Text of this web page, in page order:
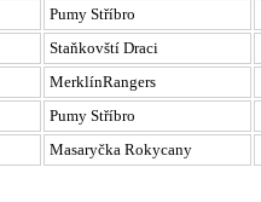
Pumy Stříbro
Staňkovští Draci
MerklínRangers
Pumy Stříbro
Masaryčka Rokycany